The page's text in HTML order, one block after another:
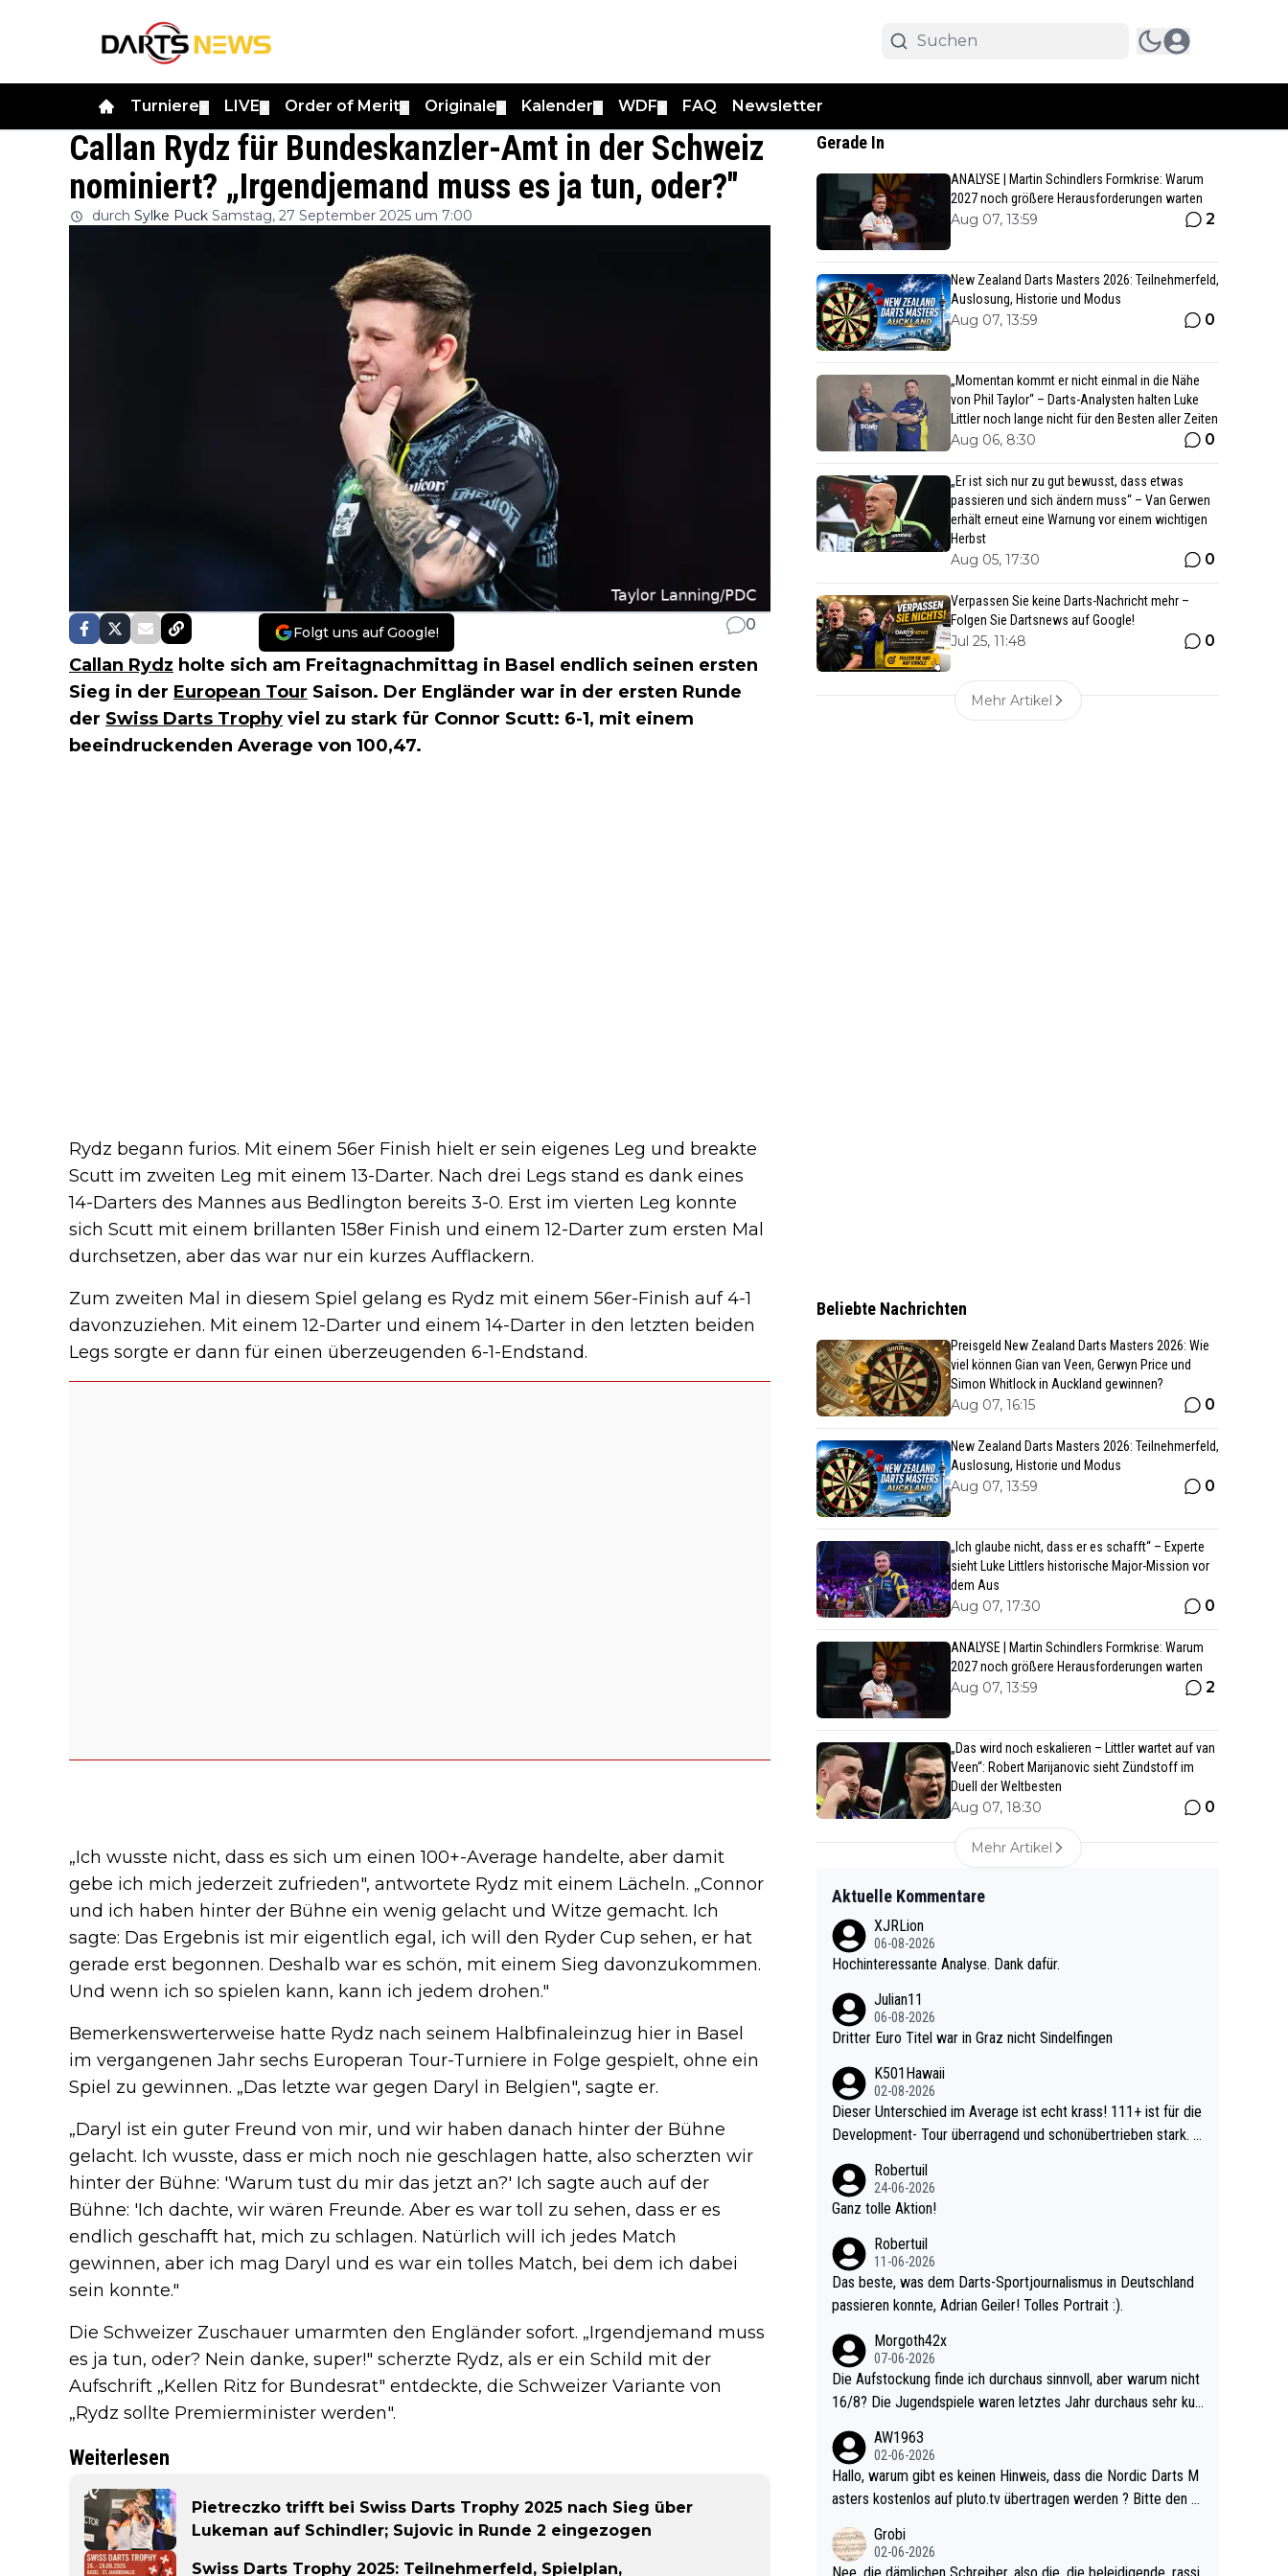
Turniere LIVE Order of Merit Originale Kalender WDF FAQ Newsletter
Callan Rydz für Bundeskanzler-Amt in der Schweiz
nominiert? „Irgendjemand muss es ja tun, oder?"
durch Sylke Puck Samstag, 27 September 2025 um 7:00
Folgt uns auf Google! 0
Callan Rydz holte sich am Freitagnachmittag in Basel endlich seinen ersten
Sieg in der European Tour Saison. Der Engländer war in der ersten Runde
der Swiss Darts Trophy viel zu stark für Connor Scutt: 6-1, mit einem
beeindruckenden Average von 100,47.
Rydz begann furios. Mit einem 56er Finish hielt er sein eigenes Leg und breakte
Scutt im zweiten Leg mit einem 13-Darter. Nach drei Legs stand es dank eines
14-Darters des Mannes aus Bedlington bereits 3-0. Erst im vierten Leg konnte
sich Scutt mit einem brillanten 158er Finish und einem 12-Darter zum ersten Mal
durchsetzen, aber das war nur ein kurzes Aufflackern.
Zum zweiten Mal in diesem Spiel gelang es Rydz mit einem 56er-Finish auf 4-1
davonzuziehen. Mit einem 12-Darter und einem 14-Darter in den letzten beiden
Legs sorgte er dann für einen überzeugenden 6-1-Endstand.
„Ich wusste nicht, dass es sich um einen 100+-Average handelte, aber damit
gebe ich mich jederzeit zufrieden", antwortete Rydz mit einem Lächeln. „Connor
und ich haben hinter der Bühne ein wenig gelacht und Witze gemacht. Ich
sagte: Das Ergebnis ist mir eigentlich egal, ich will den Ryder Cup sehen, er hat
gerade erst begonnen. Deshalb war es schön, mit einem Sieg davonzukommen.
Und wenn ich so spielen kann, kann ich jedem drohen."
Bemerkenswerterweise hatte Rydz nach seinem Halbfinaleinzug hier in Basel
im vergangenen Jahr sechs Europeran Tour-Turniere in Folge gespielt, ohne ein
Spiel zu gewinnen. „Das letzte war gegen Daryl in Belgien", sagte er.
„Daryl ist ein guter Freund von mir, und wir haben danach hinter der Bühne
gelacht. Ich wusste, dass er mich noch nie geschlagen hatte, also scherzten wir
hinter der Bühne: 'Warum tust du mir das jetzt an?' Ich sagte auch auf der
Bühne: 'Ich dachte, wir wären Freunde. Aber es war toll zu sehen, dass er es
endlich geschafft hat, mich zu schlagen. Natürlich will ich jedes Match
gewinnen, aber ich mag Daryl und es war ein tolles Match, bei dem ich dabei
sein konnte."
Die Schweizer Zuschauer umarmten den Engländer sofort. „Irgendjemand muss
es ja tun, oder? Nein danke, super!" scherzte Rydz, als er ein Schild mit der
Aufschrift „Kellen Ritz for Bundesrat" entdeckte, die Schweizer Variante von
„Rydz sollte Premierminister werden".
Weiterlesen
Pietreczko trifft bei Swiss Darts Trophy 2025 nach Sieg über
Lukeman auf Schindler; Sujovic in Runde 2 eingezogen
Swiss Darts Trophy 2025: Teilnehmerfeld, Spielplan,
Gerade In
ANALYSE | Martin Schindlers Formkrise: Warum
2027 noch größere Herausforderungen warten
Aug 07, 13:59 2
New Zealand Darts Masters 2026: Teilnehmerfeld,
Auslosung, Historie und Modus
Aug 07, 13:59 0
„Momentan kommt er nicht einmal in die Nähe
von Phil Taylor“ – Darts-Analysten halten Luke
Littler noch lange nicht für den Besten aller Zeiten
Aug 06, 8:30 0
„Er ist sich nur zu gut bewusst, dass etwas
passieren und sich ändern muss“ – Van Gerwen
erhält erneut eine Warnung vor einem wichtigen
Herbst
Aug 05, 17:30 0
Verpassen Sie keine Darts-Nachricht mehr –
Folgen Sie Dartsnews auf Google!
Jul 25, 11:48 0
Mehr Artikel
Beliebte Nachrichten
Preisgeld New Zealand Darts Masters 2026: Wie
viel können Gian van Veen, Gerwyn Price und
Simon Whitlock in Auckland gewinnen?
Aug 07, 16:15 0
New Zealand Darts Masters 2026: Teilnehmerfeld,
Auslosung, Historie und Modus
Aug 07, 13:59 0
„Ich glaube nicht, dass er es schafft“ – Experte
sieht Luke Littlers historische Major-Mission vor
dem Aus
Aug 07, 17:30 0
ANALYSE | Martin Schindlers Formkrise: Warum
2027 noch größere Herausforderungen warten
Aug 07, 13:59 2
„Das wird noch eskalieren – Littler wartet auf van
Veen“: Robert Marijanovic sieht Zündstoff im
Duell der Weltbesten
Aug 07, 18:30 0
Mehr Artikel
Aktuelle Kommentare
XJRLion
06-08-2026
Hochinteressante Analyse. Dank dafür.
Julian11
06-08-2026
Dritter Euro Titel war in Graz nicht Sindelfingen
K501Hawaii
02-08-2026
Dieser Unterschied im Average ist echt krass! 111+ ist für die
Development- Tour überragend und schonübertrieben stark. U
e mal 40+ erst recht. Da gewinnst keinen Blumentopf - ist ja n
och krasser wie ein Pokalspiel eines Kreisligisten vs einem Bu
Robertuil
24-06-2026
Ganz tolle Aktion!
Robertuil
11-06-2026
Das beste, was dem Darts-Sportjournalismus in Deutschland
passieren konnte, Adrian Geiler! Tolles Portrait :).
Morgoth42x
07-06-2026
Die Aufstockung finde ich durchaus sinnvoll, aber warum nicht
16/8? Die Jugendspiele waren letztes Jahr durchaus sehr kur
l. Allerdings ist Mitchell Lawrie als Nummer 1 der Welt eh quali
fiziert. Somit ändert die automatische Qualifikation des Weltm
eisters erstmal nichts. Ich denke sie wollen damit für nächste
d wohl wenig WDF Turniere spielen. Dies war bei Archie Self l
etztes Jahr der Fall. Er musste als amtierender Weltmeister d
AW1963
02-06-2026
Hallo, warum gibt es keinen Hinweis, dass die Nordic Darts M
asters kostenlos auf pluto.tv übertragen werden ? Bitte den A
Grobi
02-06-2026